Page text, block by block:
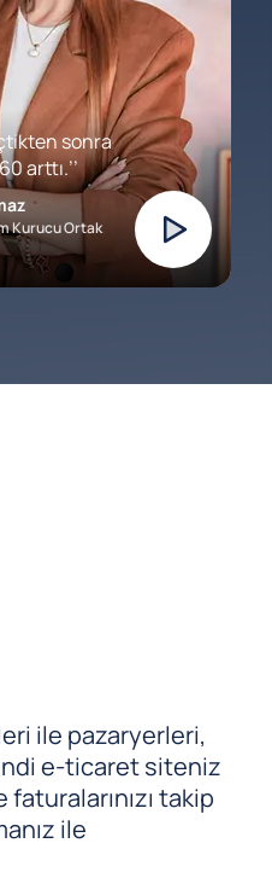
sonra
arttı.’’
Kurucu Ortak
ile pazaryerleri,
e-ticaret siteniz
takip
ile